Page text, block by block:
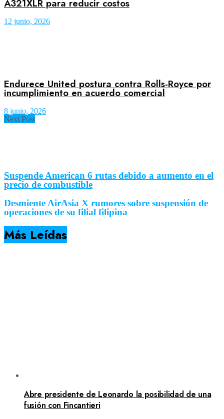
A321XLR para reducir costos
12 junio, 2026
Endurece United postura contra Rolls-Royce por
incumplimiento en acuerdo comercial
8 junio, 2026
Next Post
Suspende American 6 rutas debido a aumento en el
precio de combustible
Desmiente AirAsia X rumores sobre suspensión de
operaciones de su filial filipina
Más Leídas
Abre presidente de Leonardo la posibilidad de una
fusión con Fincantieri